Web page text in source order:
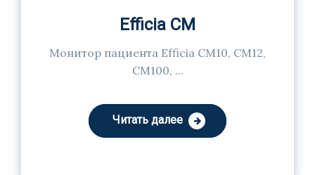
Efficia CM
Монитор пациента Efficia CM10, CM12,
CM100, ...
Читать далее